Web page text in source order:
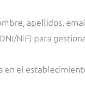
apellidos,
NIF) para
el